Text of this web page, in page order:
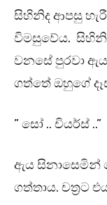
සිහිනිද ආපසු
විමසුවේය. සිහිනි
වනසේ පුරවා
ගත්තේ ඔහුගේ
” සෝ .. චියර්ස් ..”
ඇය සිනාසෙමින්
ගත්තාය. චත්‍රට